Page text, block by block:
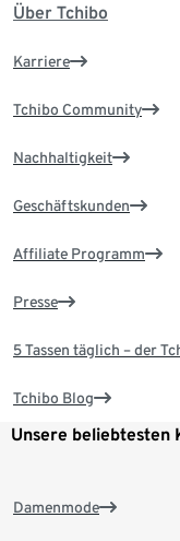
Über Tchibo
Karriere
Tchibo Community
Nachhaltigkeit
Geschäftskunden
Affiliate Programm
Presse
5 Tassen täglich – der
Tchibo Blog
Unsere beliebtesten
Damenmode